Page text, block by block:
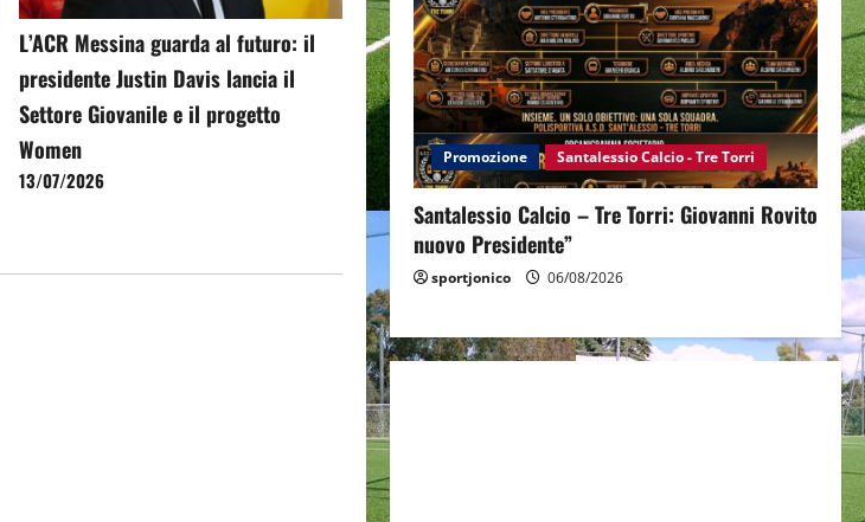
L’ACR Messina guarda al futuro: il
presidente Justin Davis lancia il
Settore Giovanile e il progetto
Women
13/07/2026
Promozione Santalessio Calcio - Tre Torri
Santalessio Calcio – Tre Torri: Giovanni Rovito
nuovo Presidente”
sportjonico 06/08/2026